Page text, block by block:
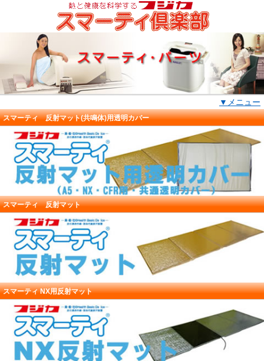
▼メニュー
スマーティ 反射マット(共鳴体)用透明カバー
スマーティ 反射マット
スマーティ NX用反射マット